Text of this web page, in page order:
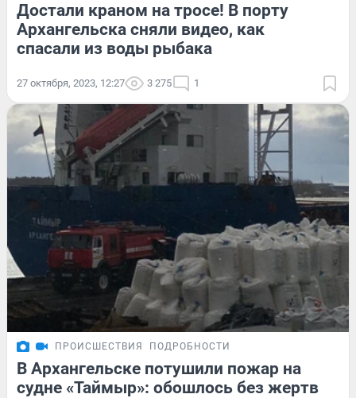
Достали краном на тросе! В порту
Архангельска сняли видео, как
спасали из воды рыбака
27 октября, 2023, 12:27 3 275 1
ПРОИСШЕСТВИЯ ПОДРОБНОСТИ
В Архангельске потушили пожар на
судне «Таймыр»: обошлось без жертв